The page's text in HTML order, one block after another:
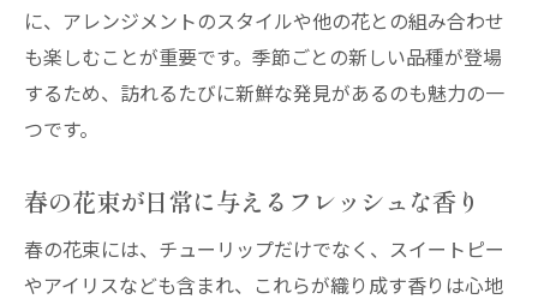
に、アレンジメントのスタイルや他の花との組み合わせ
も楽しむことが重要です。季節ごとの新しい品種が登場
するため、訪れるたびに新鮮な発見があるのも魅力の一
つです。
春の花束が日常に与えるフレッシュな香り
春の花束には、チューリップだけでなく、スイートピー
やアイリスなども含まれ、これらが織り成す香りは心地